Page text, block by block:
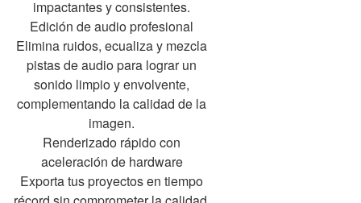
impactantes y consistentes.
Edición de audio profesional
Elimina ruidos, ecualiza y mezcla
pistas de audio para lograr un
sonido limpio y envolvente,
complementando la calidad de la
imagen.
Renderizado rápido con
aceleración de hardware
Exporta tus proyectos en tiempo